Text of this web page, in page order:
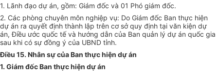
1. Lãnh đạo dự án, gồm: Giám đốc và 01 Phó giám đốc.
2. Các phòng chuyên môn nghiệp vụ: Do Giám đốc Ban thực hiện
dự án ra quyết định thành lập trên cơ sở quy định tại văn kiện dự
án, Điều ước quốc tế và hướng dẫn của Ban quản lý dự án quốc gia
sau khi có sự đồng ý của UBND tỉnh.
Điều 15. Nhân sự của Ban thực hiện dự án
1. Giám đốc Ban thực hiện dự án